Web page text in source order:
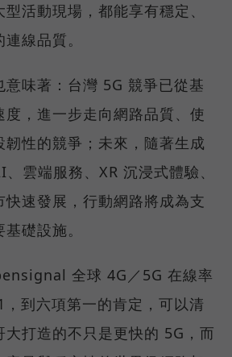
活動現場，都能享有穩定、
線品質。
意味著：台灣 5G 競爭已從基
，進一步走向網路品質、使
韌性的競爭；未來，隨著生成
雲端服務、XR 沉浸式體驗、
快速發展，行動網路將成為支
礎設施。
全球 4G／5G 在線率
到六項第一的肯定，可以清
大打造的不只是更快的 5G，而